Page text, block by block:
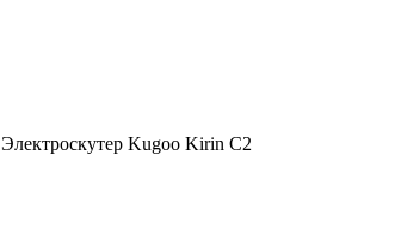
Электроскутер Kugoo Kirin C2